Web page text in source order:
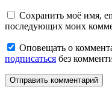
Сохранить моё имя,
последующих моих
Оповещать о
подписаться без